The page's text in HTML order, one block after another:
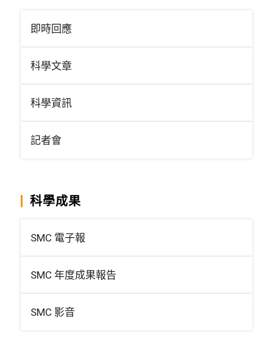
即時回應
科學文章
科學資訊
記者會
科學成果
SMC 電子報
SMC 年度成果報告
SMC 影音